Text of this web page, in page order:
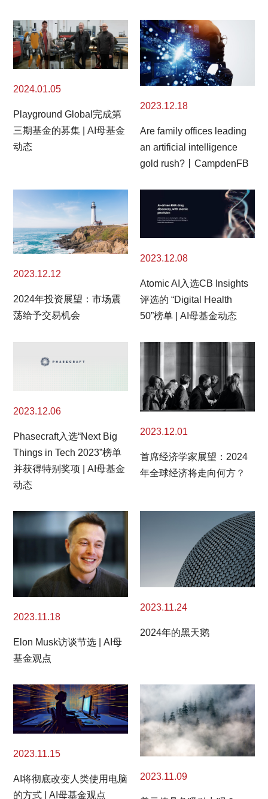
2024.01.05
Playground Global完成第
三期基金的募集 | AI母基金
动态
2023.12.18
Are family offices leading
an artificial intelligence
gold rush?丨CampdenFB
2023.12.12
2024年投资展望：市场震
荡给予交易机会
2023.12.08
Atomic AI入选CB Insights
评选的 “Digital Health
50”榜单 | AI母基金动态
2023.12.06
Phasecraft入选“Next Big
Things in Tech 2023”榜单
并获得特别奖项 | AI母基金
动态
2023.12.01
首席经济学家展望：2024
年全球经济将走向何方？
2023.11.18
Elon Musk访谈节选 | AI母
基金观点
2023.11.24
2024年的黑天鹅
2023.11.15
AI将彻底改变人类使用电脑
的方式 | AI母基金观点
2023.11.09